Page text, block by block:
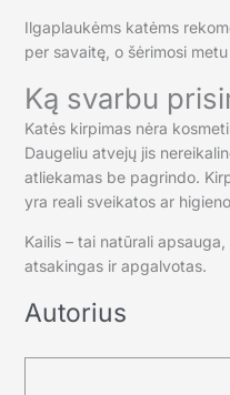
Ilgaplaukėms katėms
per savaitę, o šėrimosi
Ką svarbu
Katės kirpimas nėra
Daugeliu atvejų jis
atliekamas be pagrindo.
yra reali sveikatos ar
Kailis – tai natūrali
atsakingas ir apgalvotas.
Autorius